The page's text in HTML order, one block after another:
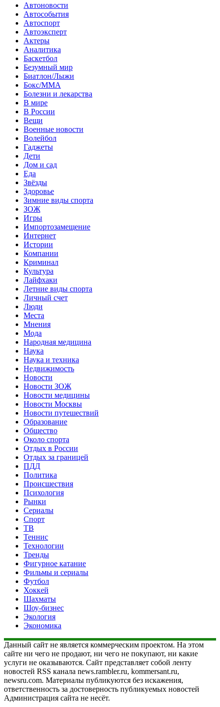
Автоновости
Автособытия
Автоспорт
Автоэксперт
Актеры
Аналитика
Баскетбол
Безумный мир
Биатлон/Лыжи
Бокс/MMA
Болезни и лекарства
В мире
В России
Вещи
Военные новости
Волейбол
Гаджеты
Дети
Дом и сад
Еда
Звёзды
Здоровье
Зимние виды спорта
ЗОЖ
Игры
Импортозамещение
Интернет
Истории
Компании
Криминал
Культура
Лайфхаки
Летние виды спорта
Личный счет
Люди
Места
Мнения
Мода
Народная медицина
Наука
Наука и техника
Недвижимость
Новости
Новости ЗОЖ
Новости медицины
Новости Москвы
Новости путешествий
Образование
Общество
Около спорта
Отдых в России
Отдых за границей
ПДД
Политика
Происшествия
Психология
Рынки
Сериалы
Спорт
ТВ
Теннис
Технологии
Тренды
Фигурное катание
Фильмы и сериалы
Футбол
Хоккей
Шахматы
Шоу-бизнес
Экология
Экономика
Данный сайт не является коммерческим проектом. На этом
сайте ни чего не продают, ни чего не покупают, ни какие
услуги не оказываются. Сайт представляет собой ленту
новостей RSS канала news.rambler.ru, kommersant.ru,
newsru.com. Материалы публикуются без искажения,
ответственность за достоверность публикуемых новостей
Администрация сайта не несёт.